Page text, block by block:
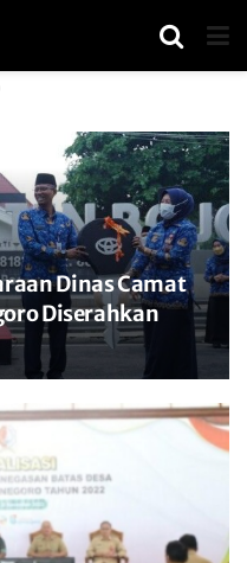
Dinas Camat
Diserahkan